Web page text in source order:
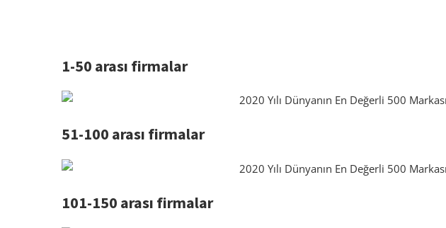
1-50 arası firmalar
51-100 arası firmalar
101-150 arası firmalar